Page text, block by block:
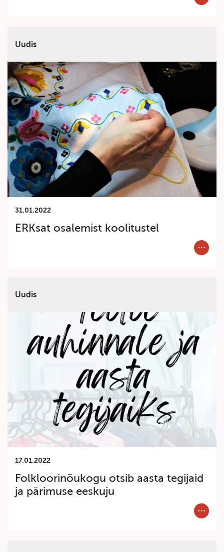
Uudis
Category
31.01.2022
ERKsat osalemist koolitustel
Uudis
Category
17.01.2022
Folkloorinõukogu otsib aasta tegijaid
ja pärimuse eeskuju